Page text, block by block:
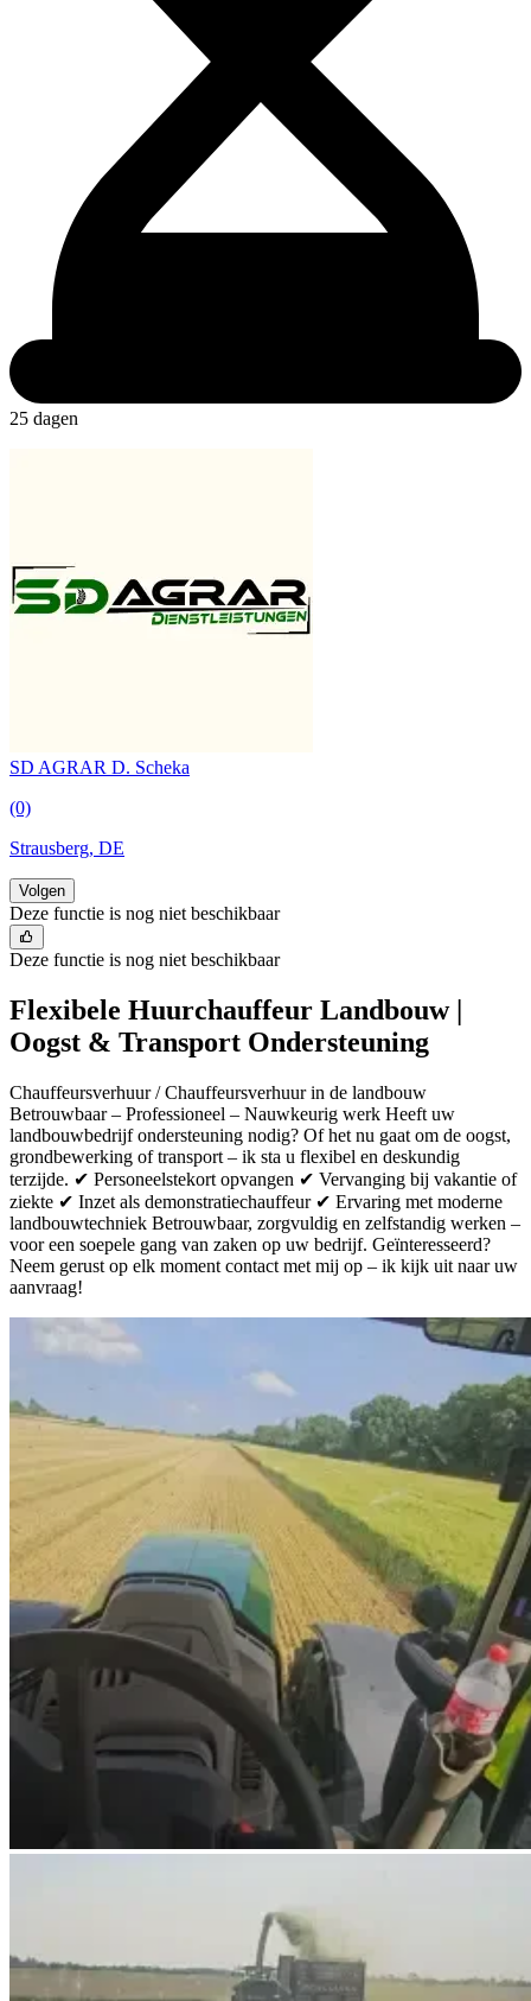
25 dagen
SD AGRAR D. Scheka
(0)
Strausberg, DE
Volgen
Deze functie is nog niet beschikbaar
Deze functie is nog niet beschikbaar
Flexibele Huurchauffeur Landbouw |
Oogst & Transport Ondersteuning
Chauffeursverhuur / Chauffeursverhuur in de landbouw
Betrouwbaar – Professioneel – Nauwkeurig werk Heeft uw
landbouwbedrijf ondersteuning nodig? Of het nu gaat om de oogst,
grondbewerking of transport – ik sta u flexibel en deskundig
terzijde. ✔ Personeelstekort opvangen ✔ Vervanging bij vakantie of
ziekte ✔ Inzet als demonstratiechauffeur ✔ Ervaring met moderne
landbouwtechniek Betrouwbaar, zorgvuldig en zelfstandig werken –
voor een soepele gang van zaken op uw bedrijf. Geïnteresseerd?
Neem gerust op elk moment contact met mij op – ik kijk uit naar uw
aanvraag!